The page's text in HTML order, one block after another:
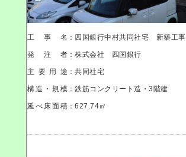
工事名 ：四国銀行中村共同社宅 新築工事
発注者 ：株式会社 四国銀行
主要用途 ：共同社宅
構造・規模 ：鉄筋コンクリート造・3階建
延べ床面積 ：627.74㎡